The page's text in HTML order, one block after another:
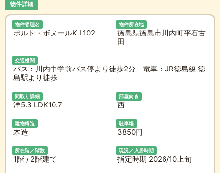
物件詳細
物件管理名
ポルト・ボヌールK I 102
物件所在地
徳島県徳島市川内町平石古
田
交通機関
バス：川内中学前バス停より徒歩2分 電車：JR徳島線 徳
島駅より徒歩
間取り詳細
洋5.3 LDK10.7
部屋向き
西
建物構造
木造
駐車場
3850円
所在階／階数
1階 / 2階建て
現況／入居時期
指定時期 2026/10上旬